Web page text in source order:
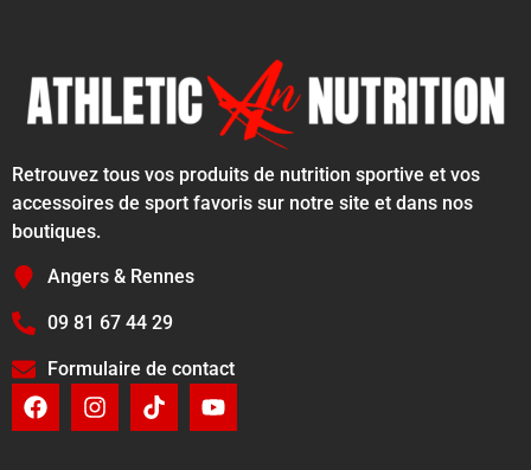
Retrouvez tous vos produits de nutrition sportive et vos
accessoires de sport favoris sur notre site et dans nos
boutiques.
Angers & Rennes
09 81 67 44 29
Formulaire de contact